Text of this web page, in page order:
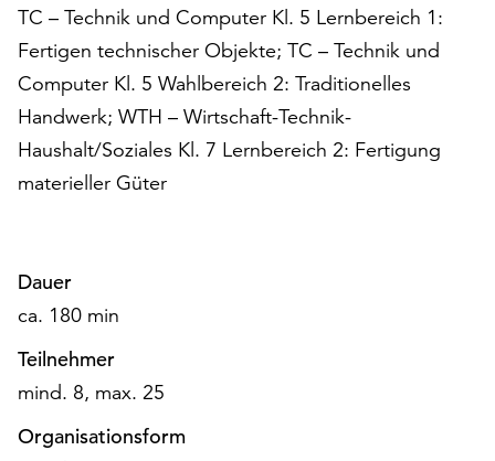
steht
Ihnen
am
Ende
der
Seite
Schaltfläche
Verfügung.
Funktionale
werden
auch
Ihr
TC – Technik und Computer Kl. 5 Lernbereich 1:
Fertigen technischer Objekte; TC – Technik und
Computer Kl. 5 Wahlbereich 2: Traditionelles
Handwerk; WTH – Wirtschaft-Technik-
Haushalt/Soziales Kl. 7 Lernbereich 2: Fertigung
materieller Güter
Dauer
ca. 180 min
Teilnehmer
mind. 8, max. 25
Organisationsform